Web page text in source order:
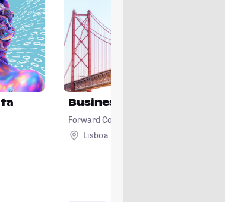
Business & Management
Forward College
Lisboa